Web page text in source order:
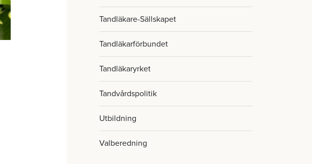
Tandläkare-Sällskapet
Tandläkarförbundet
Tandläkaryrket
Tandvårdspolitik
Utbildning
Valberedning